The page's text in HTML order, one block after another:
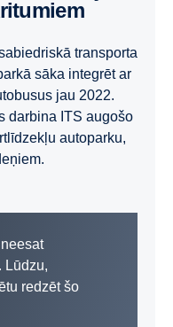
transporta
sāka integrēt ar
jau 2022.
darbina ITS augošo
autoparku,
Lūdzu,
redzēt šo